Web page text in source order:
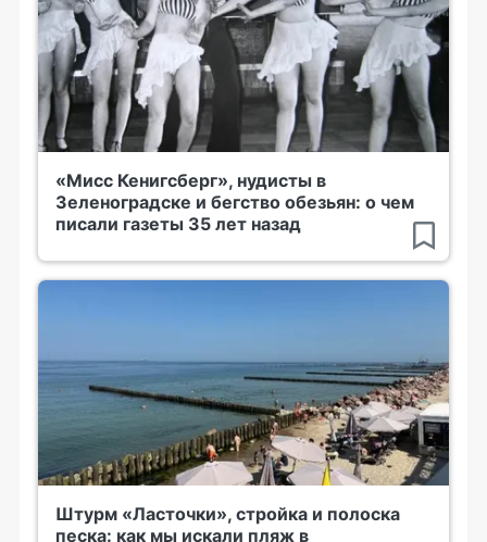
«Мисс Кенигсберг», нудисты в
Зеленоградске и бегство обезьян: о чем
писали газеты 35 лет назад
Штурм «Ласточки», стройка и полоска
песка: как мы искали пляж в